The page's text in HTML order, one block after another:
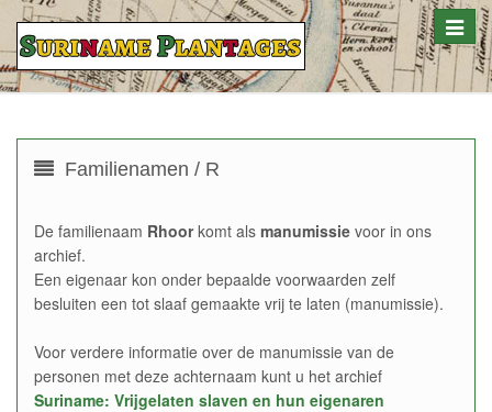
Toggle
Familienamen / R
De familienaam Rhoorkomt als manumissie voor in ons
archief.
Een eigenaar kon onder bepaalde voorwaarden zelf
besluiten een tot slaaf gemaakte vrij te laten (manumissie).
Voor verdere informatie over de manumissie van de
personen met deze achternaam kunt u het archief
Suriname: Vrijgelaten slaven en hun eigenaren